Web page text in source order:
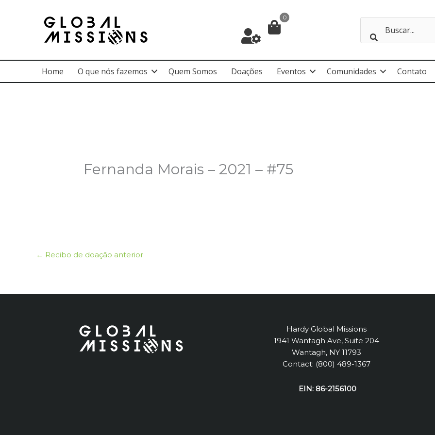
0
Home O que nós fazemos Quem Somos Doações Eventos Comunidades Contato
Fernanda Morais – 2021 – #75
← Recibo de doação anterior
Hardy Global Missions
1941 Wantagh Ave, Suite 204
Wantagh, NY 11793
Contact: (800) 489-1367
EIN: 86-2156100